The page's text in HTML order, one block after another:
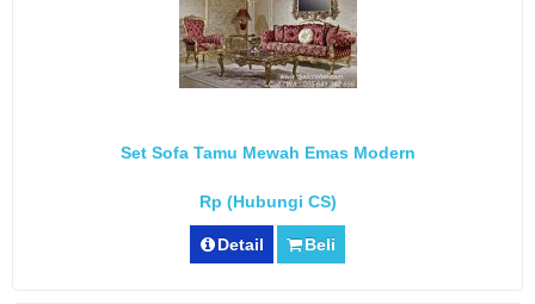
Set Sofa Tamu Mewah Emas Modern
Rp (Hubungi CS)
Detail Beli